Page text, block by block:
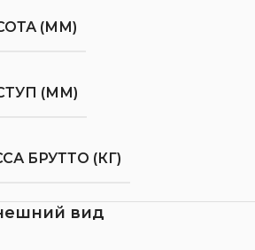
(ММ)
(ММ)
БРУТТО (КГ)
вид